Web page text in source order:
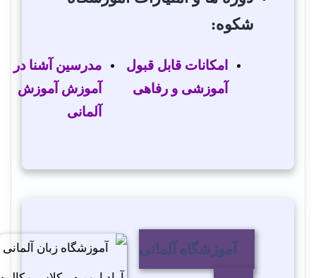
شکوه:
مدرسین آشنا در
آموزش آموزش
آلمانی
امکانات قابل قبول
آموزشی و رفاهی
آموزشگاه آلمانی